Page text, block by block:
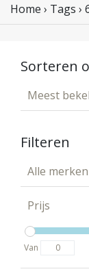
Home › Tags ›
Sorteren
Meest
Filteren
Alle merken
Prijs
Van